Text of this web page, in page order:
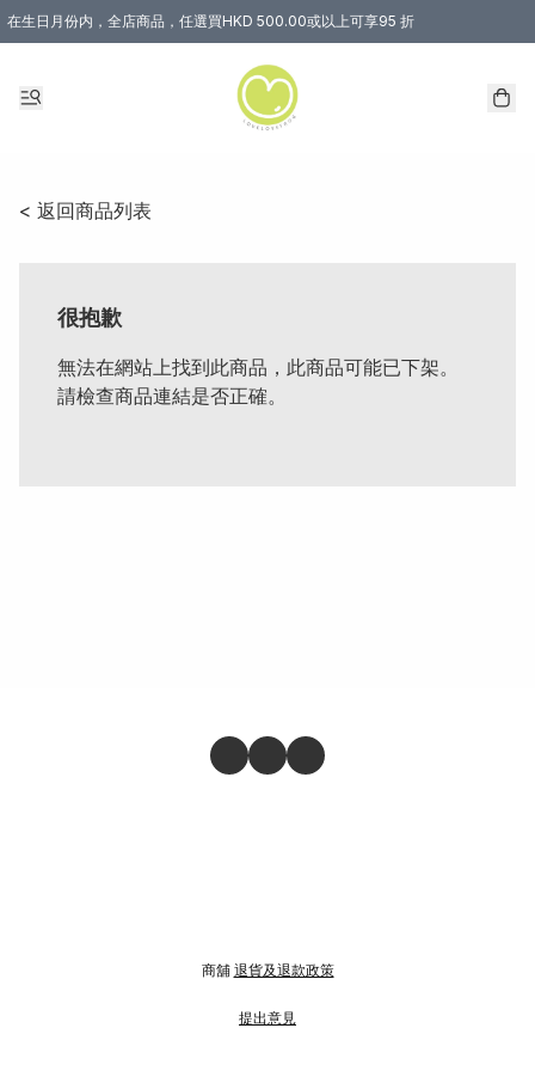
在生日月份内，全店商品，任選買HKD 500.00或以上可享95 折
< 返回商品列表
很抱歉
無法在網站上找到此商品，此商品可能已下架。
請檢查商品連結是否正確。
商舖 退貨及退款政策
提出意見